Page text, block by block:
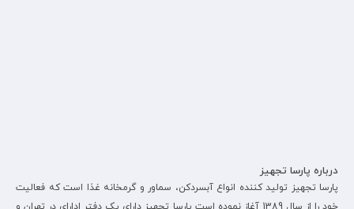
درباره پارسا تجهیز
پارسا تجهیز تولید کننده انواع آبسردکن، سماور و گرمخانه غذا است که فعالیت